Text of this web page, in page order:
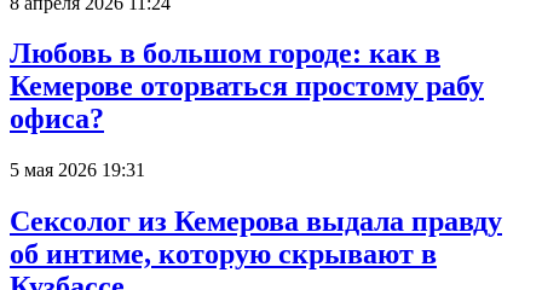
Любовь в большом городе: как в
Кемерове оторваться простому рабу
офиса?
5 мая 2026 19:31
Сексолог из Кемерова выдала правду
об интиме, которую скрывают в